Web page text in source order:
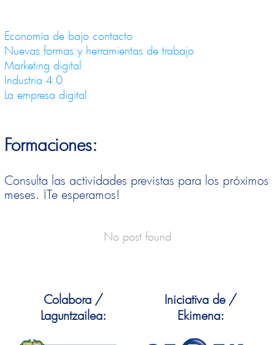
Economía de bajo contacto
Nuevas formas y herramientas de trabajo
Marketing digital
Industria 4.0
La empresa digital
Formaciones:
Consulta las actividades previstas para los próximos
meses. ¡Te esperamos!
No post found
Colabora /
Laguntzailea:
Iniciativa de /
Ekimena: